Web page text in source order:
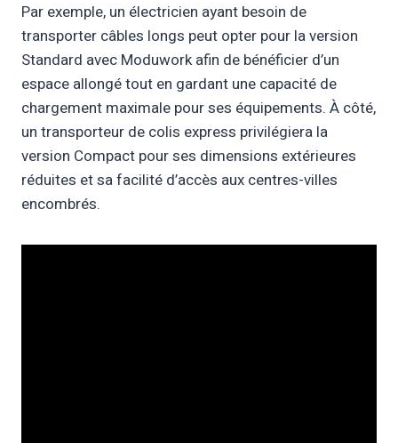
Par exemple, un électricien ayant besoin de
transporter câbles longs peut opter pour la version
Standard avec Moduwork afin de bénéficier d’un
espace allongé tout en gardant une capacité de
chargement maximale pour ses équipements. À côté,
un transporteur de colis express privilégiera la
version Compact pour ses dimensions extérieures
réduites et sa facilité d’accès aux centres-villes
encombrés.